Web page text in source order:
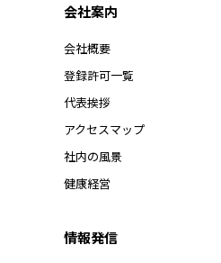
会社案内
会社概要
登録許可一覧
代表挨拶
アクセスマップ
社内の風景
健康経営
情報発信